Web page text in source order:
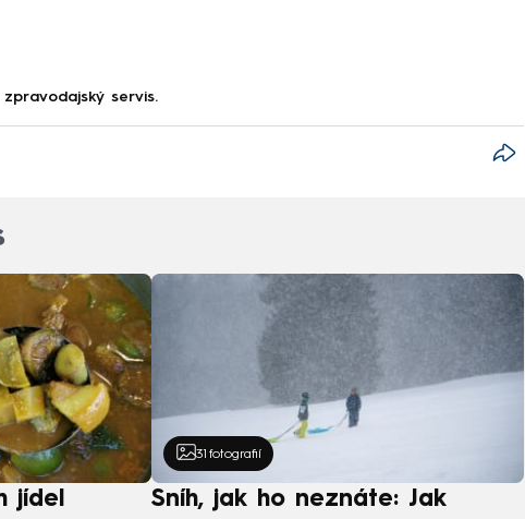
servis.
jídel
31 fotografií
Sníh, jak ho neznáte: Jak